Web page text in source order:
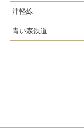
浪岡駅
大釈迦駅
津軽線
青森駅
青い森鉄道